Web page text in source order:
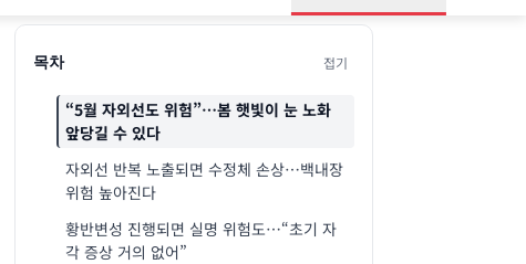
목차 접기
“5월 자외선도 위험”…봄 햇빛이 눈 노화
앞당길 수 있다
자외선 반복 노출되면 수정체 손상…백내장
위험 높아진다
황반변성 진행되면 실명 위험도…“초기 자
각 증상 거의 없어”